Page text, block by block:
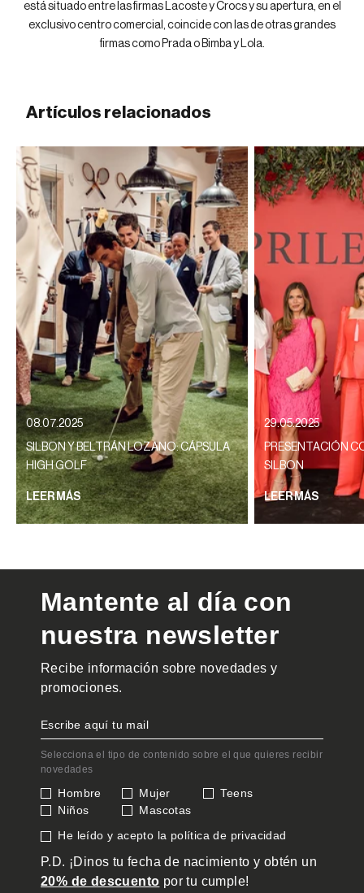
está situado entre las firmas Lacoste y Crocs y su apertura, en el
exclusivo centro comercial, coincide con las de otras grandes
firmas como Prada o Bimba y Lola.
Artículos relacionados
08.07.2025
SILBON Y BELTRÁN LOZANO: CÁPSULA
HIGH GOLF
LEER MÁS
29.05.2025
PRESENTACIÓN
SILBON
LEER MÁS